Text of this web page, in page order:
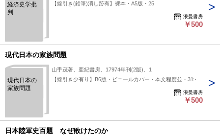
経済史学批
判
【線引き(鉛筆)消し跡有】裸本・A5版・25
浪曼書房
￥500
現代日本の家族問題
現代日本の
家族問題
山手茂著、亜紀書房、17974年刊(2版)、1
【線引き少有り】B6版・ビニールカバー・本文程度並・319
浪曼書房
￥500
日本陸軍史百題 なぜ敗けたのか